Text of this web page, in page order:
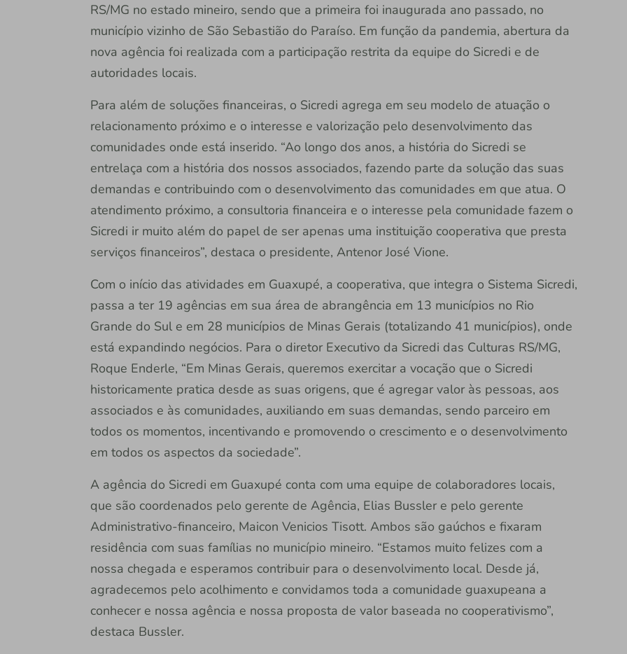
RS/MG no estado mineiro, sendo que a primeira foi inaugurada ano passado, no
município vizinho de São Sebastião do Paraíso. Em função da pandemia, abertura da
nova agência foi realizada com a participação restrita da equipe do Sicredi e de
autoridades locais.
Para além de soluções financeiras, o Sicredi agrega em seu modelo de atuação o
relacionamento próximo e o interesse e valorização pelo desenvolvimento das
comunidades onde está inserido. “Ao longo dos anos, a história do Sicredi se
entrelaça com a história dos nossos associados, fazendo parte da solução das suas
demandas e contribuindo com o desenvolvimento das comunidades em que atua. O
atendimento próximo, a consultoria financeira e o interesse pela comunidade fazem o
Sicredi ir muito além do papel de ser apenas uma instituição cooperativa que presta
serviços financeiros”, destaca o presidente, Antenor José Vione.
Com o início das atividades em Guaxupé, a cooperativa, que integra o Sistema Sicredi,
passa a ter 19 agências em sua área de abrangência em 13 municípios no Rio
Grande do Sul e em 28 municípios de Minas Gerais (totalizando 41 municípios), onde
está expandindo negócios. Para o diretor Executivo da Sicredi das Culturas RS/MG,
Roque Enderle, “Em Minas Gerais, queremos exercitar a vocação que o Sicredi
historicamente pratica desde as suas origens, que é agregar valor às pessoas, aos
associados e às comunidades, auxiliando em suas demandas, sendo parceiro em
todos os momentos, incentivando e promovendo o crescimento e o desenvolvimento
em todos os aspectos da sociedade”.
A agência do Sicredi em Guaxupé conta com uma equipe de colaboradores locais,
que são coordenados pelo gerente de Agência, Elias Bussler e pelo gerente
Administrativo-financeiro, Maicon Venicios Tisott. Ambos são gaúchos e fixaram
residência com suas famílias no município mineiro. “Estamos muito felizes com a
nossa chegada e esperamos contribuir para o desenvolvimento local. Desde já,
agradecemos pelo acolhimento e convidamos toda a comunidade guaxupeana a
conhecer e nossa agência e nossa proposta de valor baseada no cooperativismo”,
destaca Bussler.